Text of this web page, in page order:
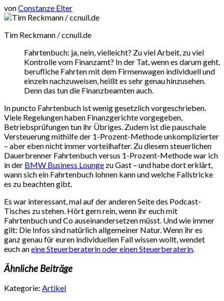
vonConstanze Elter
Tim Reckmann / ccnull.de
Fahrtenbuch: ja, nein, vielleicht? Zu viel Arbeit, zu viel
Kontrolle vom Finanzamt? In der Tat, wenn es darum geht,
berufliche Fahrten mit dem Firmenwagen individuell und
einzeln nachzuweisen, heißt es sehr genau hinzusehen.
Denn das tun die Finanzbeamten auch.
In puncto Fahrtenbuch ist wenig gesetzlich vorgeschrieben.
Viele Regelungen haben Finanzgerichte vorgegeben,
Betriebsprüfungen tun ihr Übriges. Zudem ist die pauschale
Versteuerung mithilfe der 1-Prozent-Methode unkomplizierter
– aber eben nicht immer vorteilhafter. Zu diesem steuerlichen
Dauerbrenner Fahrtenbuch versus 1-Prozent-Methode war ich
in der BMW Business Lounge zu Gast – und habe dort erklärt,
wann sich ein Fahrtenbuch lohnen kann und welche Fallstricke
es zu beachten gibt.
Es war interessant, mal auf der anderen Seite des Podcast-
Tisches zu stehen. Hört gern rein, wenn ihr euch mit
Fahrtenbuch und Co auseinandersetzen müsst. Und wie immer
gilt: Die Infos sind natürlich allgemeiner Natur. Wenn ihr es
ganz genau für euren individuellen Fall wissen wollt, wendet
euch aneine Steuerberaterin oder einen Steuerberaterin.
Ähnliche Beiträge
Kategorie: Artikel